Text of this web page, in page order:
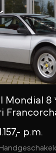
Mondial 8
p.m.